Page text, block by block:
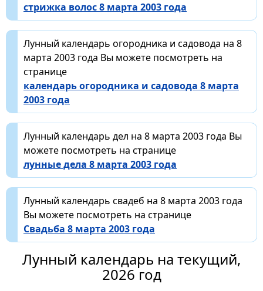
стрижка волос 8 марта 2003 года
Лунный календарь огородника и садовода на 8
марта 2003 года Вы можете посмотреть на
странице
календарь огородника и садовода 8 марта
2003 года
Лунный календарь дел на 8 марта 2003 года Вы
можете посмотреть на странице
лунные дела 8 марта 2003 года
Лунный календарь свадеб на 8 марта 2003 года
Вы можете посмотреть на странице
Свадьба 8 марта 2003 года
Лунный календарь на текущий,
2026 год